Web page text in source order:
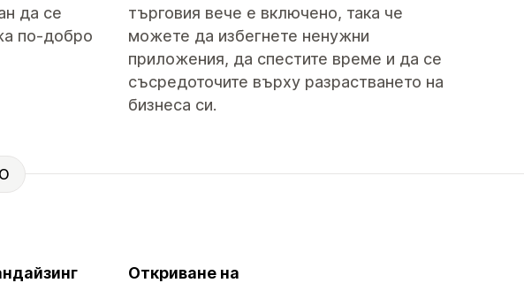
да се
по-добро
търговия вече е включено, така че
можете да избегнете ненужни
приложения, да спестите време и да се
съсредоточите върху разрастването на
бизнеса си.
Откриване на